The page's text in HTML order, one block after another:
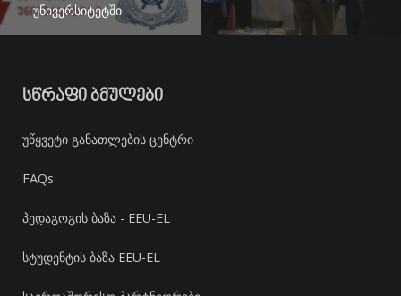
უნივერსიტეტში
ᲡᲬᲠᲐᲤᲘ ᲑᲛᲣᲚᲔᲑᲘ
უწყვეტი განათლების ცენტრი
FAQs
პედაგოგის ბაზა - EEU-EL
სტუდენტის ბაზა EEU-EL